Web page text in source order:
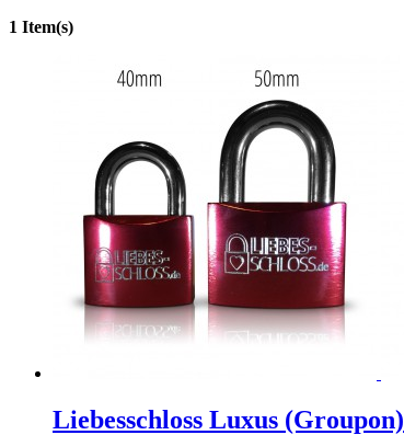
1 Item(s)
Liebesschloss Luxus (Groupon)